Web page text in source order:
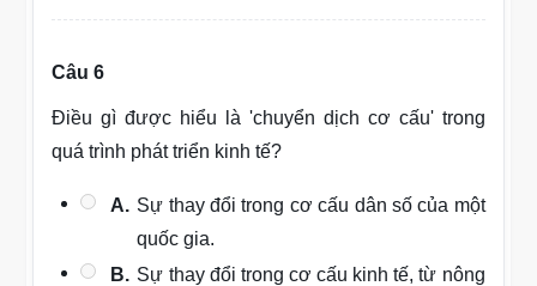
Câu 6
Điều gì được hiểu là 'chuyển dịch cơ cấu' trong
quá trình phát triển kinh tế?
A. Sự thay đổi trong cơ cấu dân số của một
quốc gia.
B. Sự thay đổi trong cơ cấu kinh tế, từ nông